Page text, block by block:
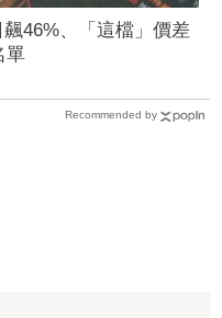
46%、「這檔」價差
單
Recommended by